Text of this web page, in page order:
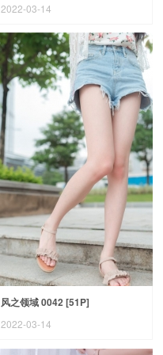
2022-03-14
风之领域 0042 [51P]
2022-03-14